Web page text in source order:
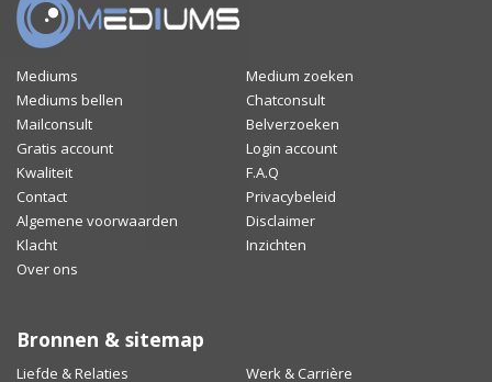
Mediums
Medium zoeken
Mediums bellen
Chatconsult
Mailconsult
Belverzoeken
Gratis account
Login account
Kwaliteit
F.A.Q
Contact
Privacybeleid
Algemene voorwaarden
Disclaimer
Klacht
Inzichten
Over ons
Bronnen & sitemap
Liefde & Relaties Werk & Carrière